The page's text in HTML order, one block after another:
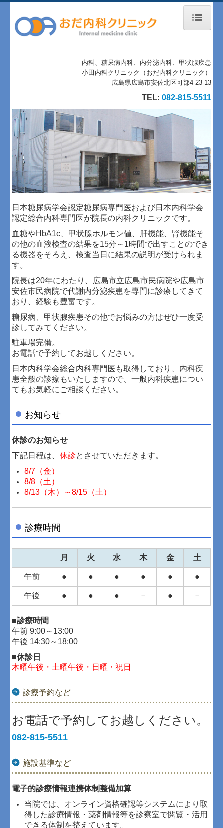
個人情報保護方針
内科、糖尿病内科、内分泌内科、甲状腺疾患
小田内科クリニック（おだ内科クリニック）
広島県広島市安佐北区可部4-23-13
TEL: 082-815-5511
日本糖尿病学会認定糖尿病専門医および日本内科学会
認定総合内科専門医が院長の内科クリニックです。
血糖やHbA1c、甲状腺ホルモン値、肝機能、腎機能そ
の他の血液検査の結果を15分～1時間で出すことのでき
る機器をそろえ、検査当日に結果の説明が受けられま
す。
院長は20年にわたり、広島市立広島市民病院や広島市
安佐市民病院で代謝内分泌疾患を専門に診療してきて
おり、経験も豊富です。
糖尿病、甲状腺疾患その他でお悩みの方はぜひ一度受
診してみてください。
駐車場完備。
お電話で予約してお越しください。
日本内科学会総合内科専門医も取得しており、内科疾
患全般の診療もいたしますので、一般内科疾患につい
てもお気軽にご相談ください。
お知らせ
休診のお知らせ
下記日程は、休診とさせていただきます。
8/7（金）
8/8（土）
8/13（木）～8/15（土）
診療時間
月 火 水 木 金 土
午前 ● ● ● ● ● ●
午後 ● ● ● － ● －
■診療時間
午前 9:00～13:00
午後 14:30～18:00
■休診日
木曜午後・土曜午後・日曜・祝日
診療予約など
お電話で予約してお越しください。
082-815-5511
施設基準など
電子的診療情報連携体制整備加算
当院では、オンライン資格確認等システムにより取
得した診療情報・薬剤情報等を診察室で閲覧・活用
できる体制を整えています。